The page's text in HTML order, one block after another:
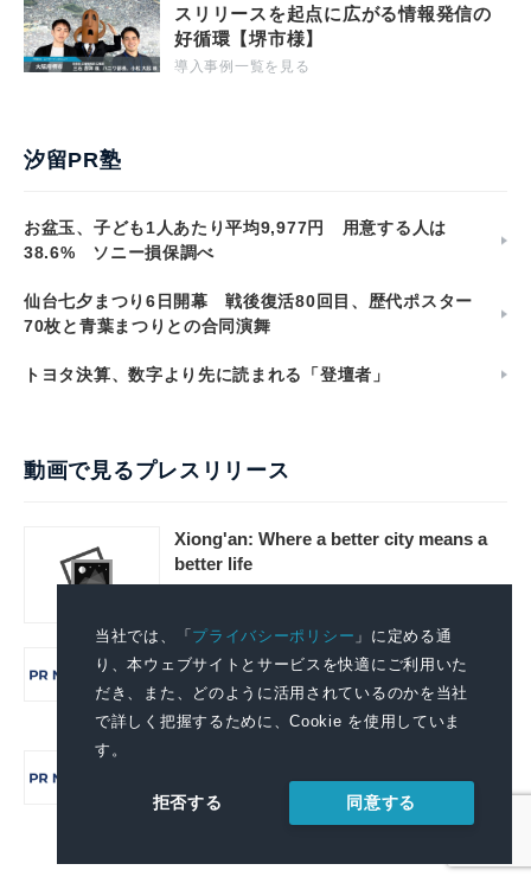
当社では、「プライバシーポリシー 」に定める通
り、本ウェブサイトとサービスを快適にご利用いた
だき、また、どのように活用されているのかを当社
で詳しく把握するために、Cookie を使用していま
す。
拒否する 同意する
スリリースを起点に広がる情報発信の
好循環【堺市様】
導入事例一覧を見る
汐留PR塾
お盆玉、子ども1人あたり平均9,977円 用意する人は
38.6% ソニー損保調べ
仙台七夕まつり6日開幕 戦後復活80回目、歴代ポスター
70枚と青葉まつりとの合同演舞
トヨタ決算、数字より先に読まれる「登壇者」
動画で見るプレスリリース
Xiong'an: Where a better city means a
better life
CCTV+：北京時間：北京のリズムに身を任せ
る一日
2026.07.31 18:13
of Beijing